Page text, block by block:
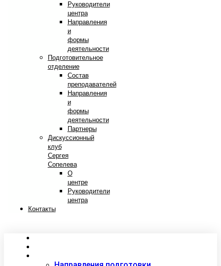
Руководители
центра
Направления
и
формы
деятельности
Подготовительное
отделение
Состав
преподавателей
Направления
и
формы
деятельности
Партнеры
Дискуссионный
клуб
Сергея
Сопелева
О
центре
Руководители
центра
Контакты